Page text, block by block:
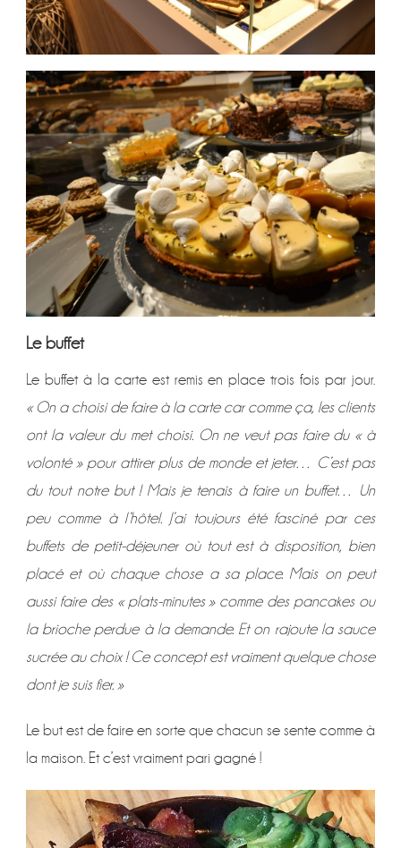
Le buffet
Le buffet à la carte est remis en place trois fois par jour.
« On a choisi de faire à la carte car comme ça, les clients
ont la valeur du met choisi. On ne veut pas faire du « à
volonté » pour attirer plus de monde et jeter… C’est pas
du tout notre but ! Mais je tenais à faire un buffet… Un
peu comme à l’hôtel. J’ai toujours été fasciné par ces
buffets de petit-déjeuner où tout est à disposition, bien
placé et où chaque chose a sa place. Mais on peut
aussi faire des « plats-minutes » comme des pancakes ou
la brioche perdue à la demande. Et on rajoute la sauce
sucrée au choix ! Ce concept est vraiment quelque chose
dont je suis fier. »
Le but est de faire en sorte que chacun se sente comme à
la maison. Et c’est vraiment pari gagné !